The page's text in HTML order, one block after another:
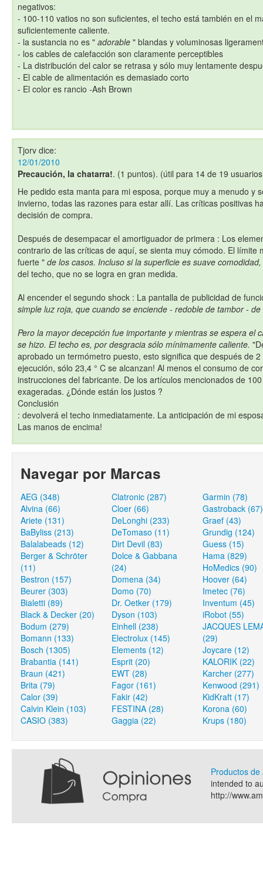
negativos:
- 100-110 vatios no son suficientes, el techo está también en el
suficientemente caliente.
- la sustancia no es " adorable " blandas y voluminosas
- los cables de calefacción son claramente perceptibles
- La distribución del calor se retrasa y sólo muy lentamente
- El cable de alimentación es demasiado corto
- El color es rancio -Ash Brown
Tjorv dice:
12/01/2010
Precaución, la chatarra!. (1 puntos). (útil para 14 de 19
He pedido esta manta para mi esposa, porque muy a menudo y
invierno, todas las razones para estar allí. Las críticas positivas
decisión de compra.
Después de desempacar el amortiguador de primera : Los
contrario de las críticas de aquí, se sienta muy cómodo. El límite
fuerte " de los casos. Incluso si la superficie es suave
del techo, que no se logra en gran medida.
Al encender el segundo shock : La pantalla de publicidad de
simple luz roja, que cuando se enciende - redoble de tambor -
Pero la mayor decepción fue importante y mientras se espera el
se hizo. El techo es, por desgracia sólo mínimamente caliente.
aprobado un termómetro puesto, esto significa que después de
ejecución, sólo 23,4 ° C se alcanzan! Al menos el consumo de
instrucciones del fabricante. De los artículos mencionados de
exageradas. ¿Dónde están los justos ?
Conclusión
: devolverá el techo inmediatamente. La anticipación de mi
Las manos de encima!
Navegar por Marcas
AEG (348)
Alvina (66)
Ariete (131)
BaByliss (213)
Balalabeads (12)
Berger & Schröter
(11)
Bestron (157)
Beurer (303)
Bialetti (89)
Black & Decker (20)
Bodum (279)
Bomann (133)
Bosch (1305)
Brabantia (141)
Braun (421)
Brita (79)
Calor (39)
Calvin Klein (103)
CASIO (383)
Clatronic (287)
Cloer (66)
DeLonghi (233)
DeTomaso (11)
Dirt Devil (83)
Dolce & Gabbana
(24)
Domena (34)
Domo (70)
Dr. Oetker (179)
Dyson (103)
Einhell (238)
Electrolux (145)
Elements (12)
Esprit (20)
EWT (28)
Fagor (161)
Fakir (42)
FESTINA (28)
Gaggia (22)
Garmin (78)
Gastroback (67)
Graef (43)
Grundig (124)
Guess (15)
Hama (829)
HoMedics (90)
Hoover (64)
Imetec (76)
Inventum (45)
iRobot (55)
JACQUES
(29)
Joycare (12)
KALORIK (22)
Karcher (277)
Kenwood (291)
KidKraft (17)
Korona (60)
Krups (180)
Productos
intended to
http://